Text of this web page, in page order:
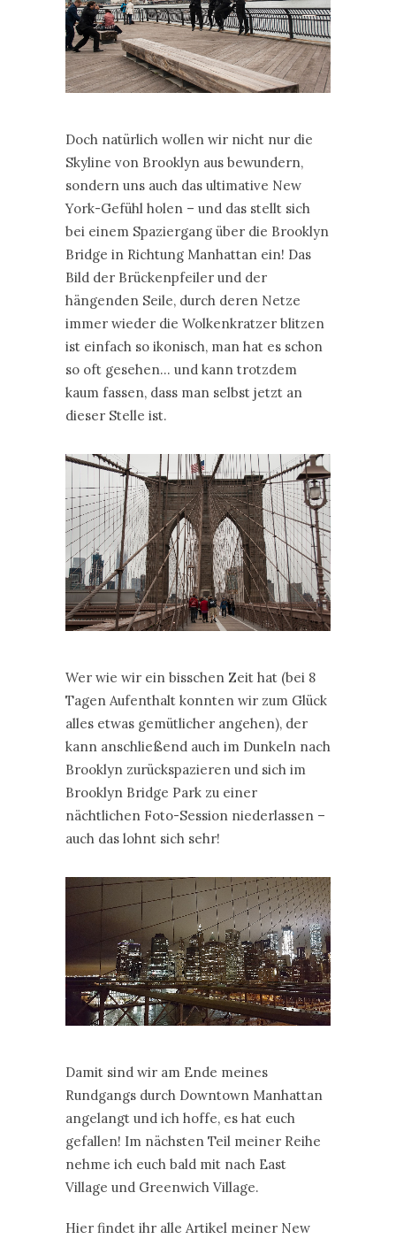
Doch natürlich wollen wir nicht nur die
Skyline von Brooklyn aus bewundern,
sondern uns auch das ultimative New
York-Gefühl holen – und das stellt sich
bei einem Spaziergang über die Brooklyn
Bridge in Richtung Manhattan ein! Das
Bild der Brückenpfeiler und der
hängenden Seile, durch deren Netze
immer wieder die Wolkenkratzer blitzen
ist einfach so ikonisch, man hat es schon
so oft gesehen… und kann trotzdem
kaum fassen, dass man selbst jetzt an
dieser Stelle ist.
Wer wie wir ein bisschen Zeit hat (bei 8
Tagen Aufenthalt konnten wir zum Glück
alles etwas gemütlicher angehen), der
kann anschließend auch im Dunkeln nach
Brooklyn zurückspazieren und sich im
Brooklyn Bridge Park zu einer
nächtlichen Foto-Session niederlassen –
auch das lohnt sich sehr!
Damit sind wir am Ende meines
Rundgangs durch Downtown Manhattan
angelangt und ich hoffe, es hat euch
gefallen! Im nächsten Teil meiner Reihe
nehme ich euch bald mit nach East
Village und Greenwich Village.
Hier findet ihr alle Artikel meiner New